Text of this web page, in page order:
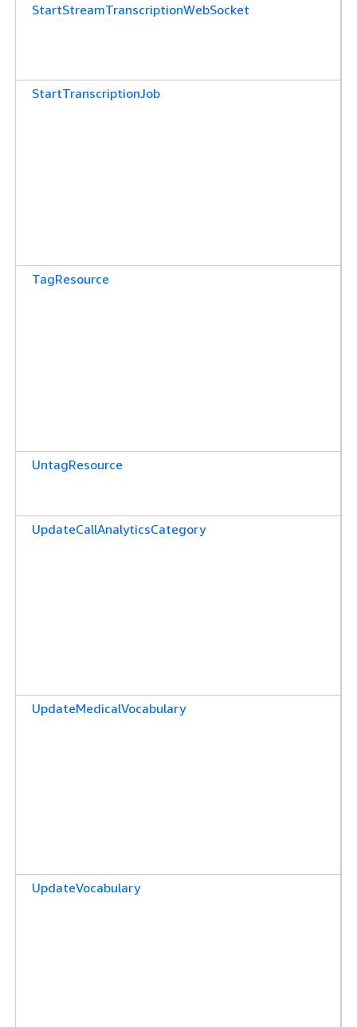
StartStreamTranscriptionWebSocket
StartTranscriptionJob
TagResource
UntagResource
UpdateCallAnalyticsCategory
UpdateMedicalVocabulary
UpdateVocabulary